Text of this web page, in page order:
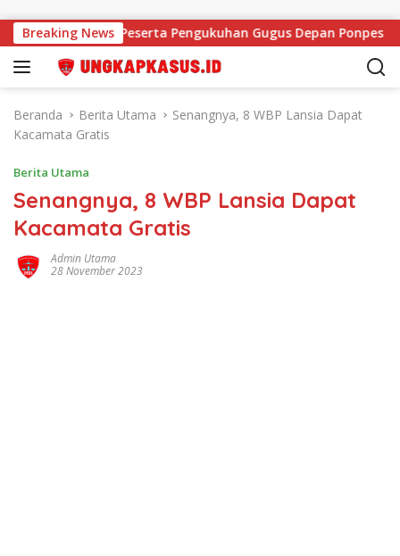
Breaking News
Semangat Peserta Pengukuhan Gugus Depan Ponpes dan
Beranda Berita Utama
Senangnya, 8 WBP Lansia Dapat
Kacamata Gratis
Berita Utama
Senangnya, 8 WBP Lansia Dapat
Kacamata Gratis
Admin Utama
28 November 2023